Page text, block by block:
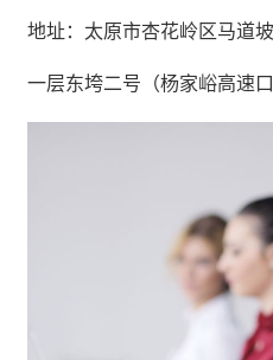
地址：太原市杏花岭区马道
一层东垮二号（杨家峪高速口